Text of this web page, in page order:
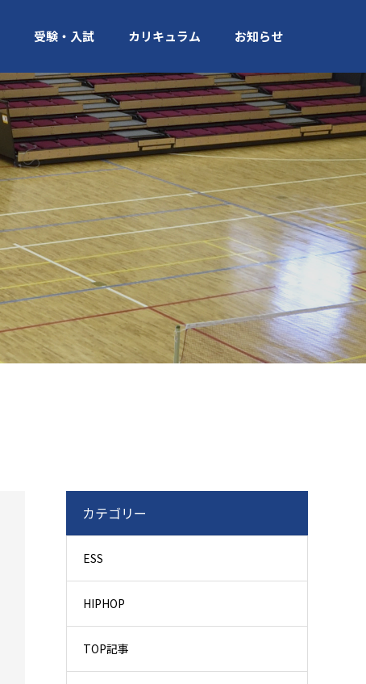
受験・入試 カリキュラム お知らせ
カテゴリー
ESS
HIPHOP
TOP記事